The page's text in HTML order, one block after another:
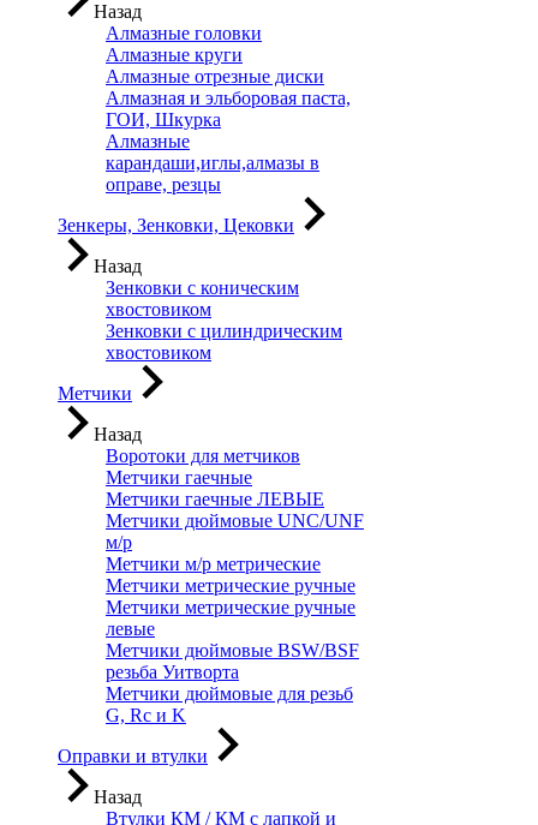
Назад
Алмазные головки
Алмазные круги
Алмазные отрезные диски
Алмазная и эльборовая паста,
ГОИ, Шкурка
Алмазные
карандаши,иглы,алмазы в
оправе, резцы
Зенкеры, Зенковки, Цековки
Назад
Зенковки с коническим
хвостовиком
Зенковки с цилиндрическим
хвостовиком
Метчики
Назад
Воротоки для метчиков
Метчики гаечные
Метчики гаечные ЛЕВЫЕ
Метчики дюймовые UNC/UNF
м/р
Метчики м/р метрические
Метчики метрические ручные
Метчики метрические ручные
левые
Метчики дюймовые BSW/BSF
резьба Уитворта
Метчики дюймовые для резьб
G, Rc и K
Оправки и втулки
Назад
Втулки КМ / КМ с лапкой и